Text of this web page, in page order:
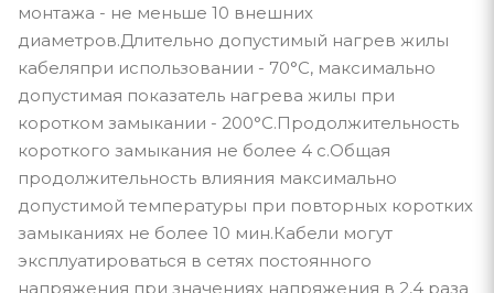
монтажа - не меньше 10 внешних
диаметров.Длительно допустимый нагрев жилы
кабеляпри использовании - 70°С, максимально
допустимая показатель нагрева жилы при
коротком замыкании - 200°С.Продолжительность
короткого замыкания не более 4 с.Общая
продолжительность влияния максимально
допустимой температуры при повторных коротких
замыканиях не более 10 мин.Кабели могут
эксплуатироваться в сетях постоянного
напряжения при значениях напряжения в 2,4 раза